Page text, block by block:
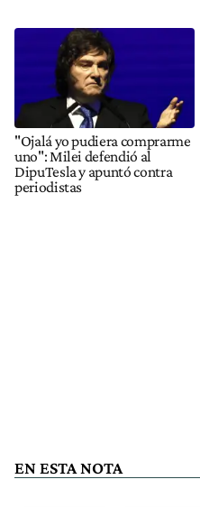
"Ojalá yo pudiera comprarme
uno": Milei defendió al
DipuTesla y apuntó contra
periodistas
EN ESTA NOTA